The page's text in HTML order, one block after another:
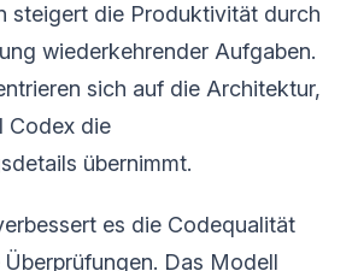
steigert die Produktivität durch
wiederkehrender Aufgaben.
sich auf die Architektur,
Codex die
übernimmt.
es die Codequalität
Das Modell